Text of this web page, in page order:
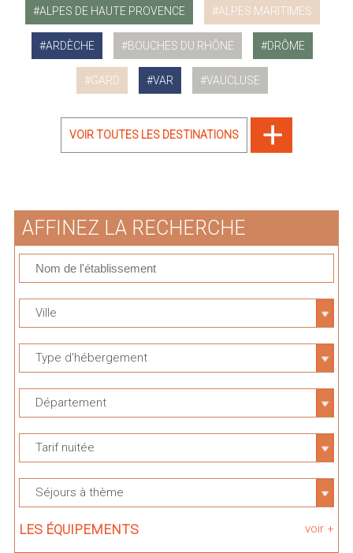
ALPES DE HAUTE PROVENCE ALPES MARITIMES
ARDÈCHE BOUCHES DU RHÔNE DRÔME
GARD VAR VAUCLUSE
VOIR TOUTES LES DESTINATIONS
AFFINEZ LA RECHERCHE
Ville
Type d'hébergement
Département
Tarif nuitée
Séjours à thème
LES ÉQUIPEMENTS voir +